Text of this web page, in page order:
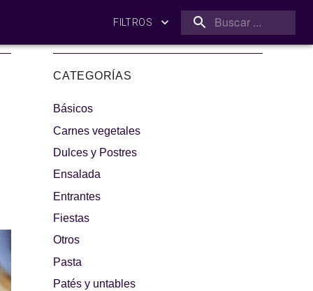
FILTROS
¡A dipear!
CATEGORÍAS
Básicos
Carnes vegetales
Dulces y Postres
Ensalada
Entrantes
Fiestas
Otros
Pasta
Patés y untables